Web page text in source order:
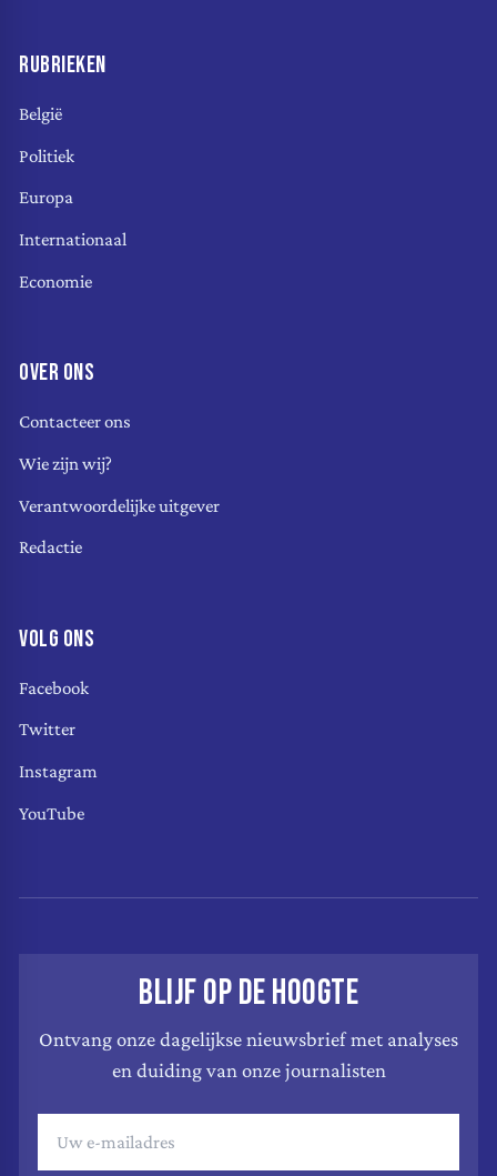
RUBRIEKEN
België
Politiek
Europa
Internationaal
Economie
OVER ONS
Contacteer ons
Wie zijn wij?
Verantwoordelijke uitgever
Redactie
VOLG ONS
Facebook
Twitter
Instagram
YouTube
BLIJF OP DE HOOGTE
Ontvang onze dagelijkse nieuwsbrief met analyses
en duiding van onze journalisten